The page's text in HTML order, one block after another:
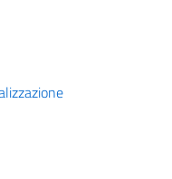
Regione